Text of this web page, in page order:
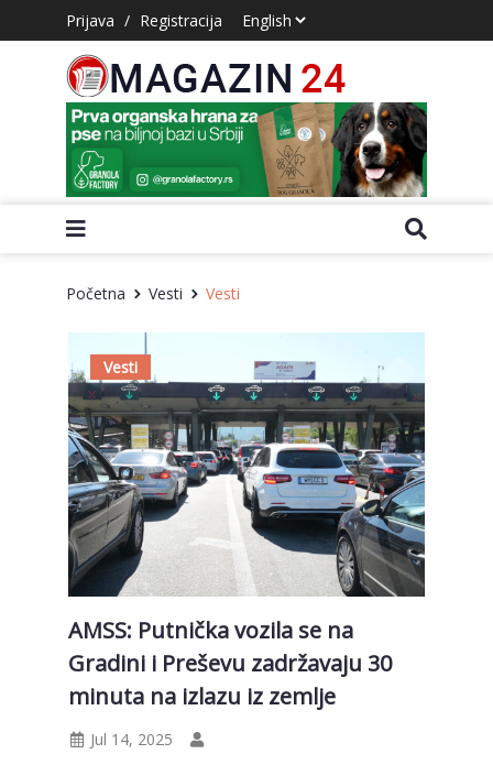
Prijava / Registracija
Početna Vesti Vesti
Vesti
AMSS: Putnička vozila se na
Gradini i Preševu zadržavaju 30
minuta na izlazu iz zemlje
Jul 14, 2025